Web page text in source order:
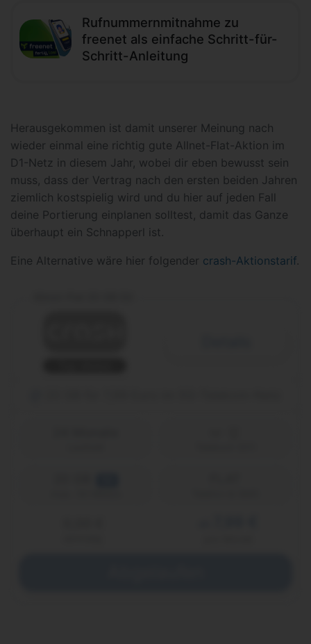
Rufnummernmitnahme zu
freenet als einfache Schritt-für-
Schritt-Anleitung
Herausgekommen ist damit unserer Meinung nach
wieder einmal eine richtig gute Allnet-Flat-Aktion im
D1-Netz in diesem Jahr, wobei dir eben bewusst sein
muss, dass der Vertrag nach den ersten beiden Jahren
ziemlich kostspielig wird und du hier auf jeden Fall
deine Portierung einplanen solltest, damit das Ganze
überhaupt ein Schnapperl ist.
Eine Alternative wäre hier folgender crash-Aktionstarif